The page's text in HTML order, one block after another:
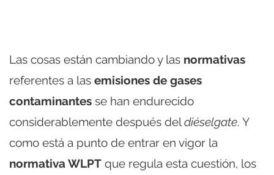
Las cosas están cambiando y las normativas
referentes a las emisiones de gases
contaminantes se han endurecido
considerablemente después deldiéselgate. Y
como está a punto de entrar en vigor la
normativa WLPT que regula esta cuestión, los